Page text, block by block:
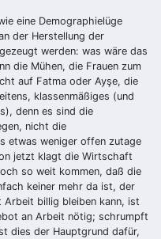
eine Demographielüge
der Herstellung der
werden: was wäre das
die Mühen, die Frauen zum
auf Fatma oder Ayşe, die
klassenmäßiges (und
denn es sind die
nicht die
etwas weniger offen zutage
jetzt klagt die Wirtschaft
so weit kommen, daß die
keiner mehr da ist, der
Arbeit billig bleiben kann, ist
an Arbeit nötig; schrumpft
dies der Hauptgrund dafür,